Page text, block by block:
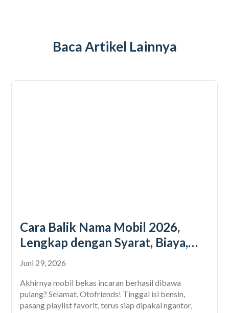
Baca Artikel Lainnya
Cara Balik Nama Mobil 2026,
Lengkap dengan Syarat, Biaya,
dan Prosedurnya
Juni 29, 2026
Akhirnya mobil bekas incaran berhasil dibawa
pulang? Selamat, Otofriends! Tinggal isi bensin,
pasang playlist favorit, terus siap dipakai ngantor,